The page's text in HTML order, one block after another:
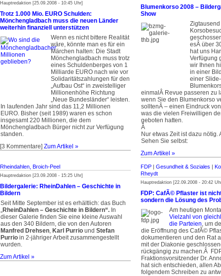
Hauptredaktion [25.09.2008 - 10:45 Uhr]
Trotz 1.000 Mio. EURO Schulden:
Mönchengladbach muss die neuen Länder
weiterhin finanziell unterstützen
Wenn es nicht bittere Realität
wäre, könnte man es für ein
Märchen halten: Die Stadt
Mönchengladbach muss trotz
eines Schuldenberges von 1
Milliarde EURO nach wie vor
Solidaritätszahlungen für den
„Aufbau Ost“ in zweistelliger
Millionenhöhe Richtung
„Neue Bundesländer“ leisten.
In laufenden Jahr sind das 11,2 Millionen
EURO. Bisher (seit 1989) waren es schon
insgesamt 220 Millionen, die dem
Mönchengladbach Bürger nicht zur Verfügung
standen.
[3 Kommentare] Zum Artikel »
Blumenkorso 2008 –
Show
esÂ über
hat uns
Verfügung
wir Ihnen
in einer
einer
einmalÂ Revue passeren zu
wenn Sie den Blumenkorso
solltenÂ – einen Eindruck
was die vielen Freiwilligen
geboten hatten.
Â
Nur etwas Zeit ist dazu nötig.
Sehen Sie selbst:
Zum Artikel »
Rheindahlen, Broich-Peel
Hauptredaktion [23.09.2008 - 15:25 Uhr]
Bildergalerie: RheinDahlen – Geschichte in
Bildern
Seit Mitte September ist es erhältlich: das Buch
„RheinDahlen – Geschichte in Bildern“. In
dieser Galerie finden Sie eine kleine Auswahl
aus den 340 Bildern, die von den Autoren
Manfred Drehsen, Karl Purrio und Stefan
Purrio in 2-jähriger Arbeit zusammengestellt
wurden.
Zum Artikel »
FDP | Gesundheit & Soziales |
Rheydt
Hauptredaktion [22.09.2008 - 20:42
FDP: CafÃ© Pflaster ist
sondern die Lösung des
Am heutigen
Vielzahl von
die Parteien, um
die Eröffnung des CafÃ©
dokumentieren und den Rat
mit der Diakonie
rückgängig zu machen.Â
Fraktionsvorsitzender Dr.
hat sich entschieden, allen
folgendem Schreiben zu